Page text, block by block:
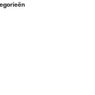
für alles 2 Tage Lieferung.